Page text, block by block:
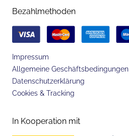
Bezahlmethoden
Impressum
Allgemeine Geschäftsbedingungen
Datenschutzerklärung
Cookies & Tracking
In Kooperation mit